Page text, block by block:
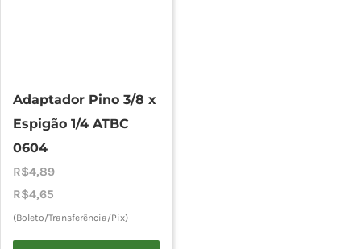
Adaptador Pino 3/8 x
Espigão 1/4 ATBC
0604
R$4,89
R$4,65
(Boleto/Transferência/Pix)